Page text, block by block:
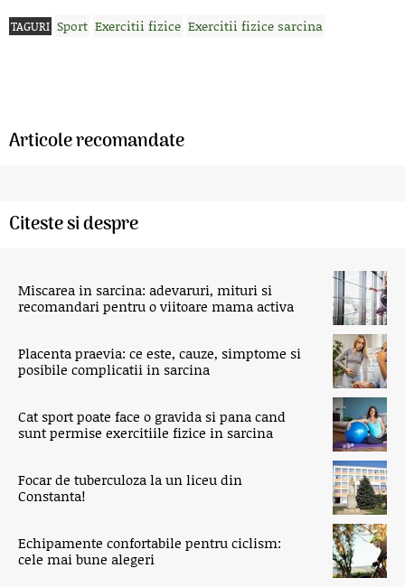
TAGURI Sport Exercitii fizice Exercitii fizice sarcina
Articole recomandate
Citeste si despre
Miscarea in sarcina: adevaruri, mituri si
recomandari pentru o viitoare mama activa
Placenta praevia: ce este, cauze, simptome si
posibile complicatii in sarcina
Cat sport poate face o gravida si pana cand
sunt permise exercitiile fizice in sarcina
Focar de tuberculoza la un liceu din
Constanta!
Echipamente confortabile pentru ciclism:
cele mai bune alegeri